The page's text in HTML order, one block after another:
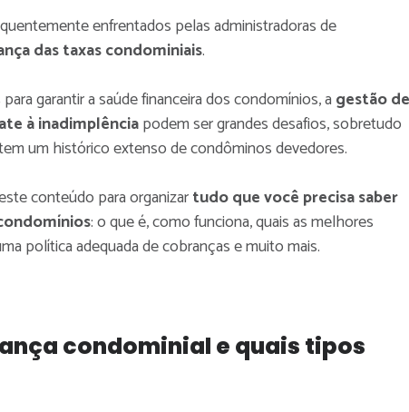
enfrentados pelas administradoras de
das taxas condominiais.
garantir a saúde financeira dos condomínios, a gestão de
à inadimplênciapodem ser grandes desafios, sobretudo
um histórico extenso de condôminos devedores.
conteúdo para organizartudo que você precisa saber
: o que é, como funciona, quais as melhores
política adequada de cobranças e muito mais.
condominial e quais tipos